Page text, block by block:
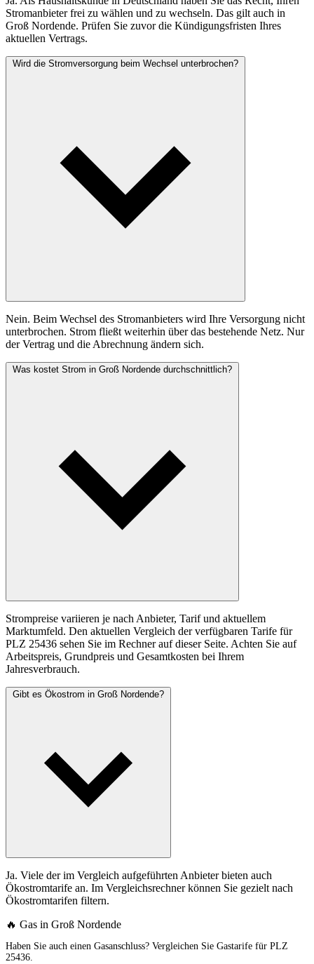
Stromanbieter frei zu wählen und zu wechseln. Das gilt auch in
Groß Nordende. Prüfen Sie zuvor die Kündigungsfristen Ihres
aktuellen Vertrags.
Wird die Stromversorgung beim Wechsel unterbrochen?
Nein. Beim Wechsel des Stromanbieters wird Ihre Versorgung nicht
unterbrochen. Strom fließt weiterhin über das bestehende Netz. Nur
der Vertrag und die Abrechnung ändern sich.
Was kostet Strom in Groß Nordende durchschnittlich?
Strompreise variieren je nach Anbieter, Tarif und aktuellem
Marktumfeld. Den aktuellen Vergleich der verfügbaren Tarife für
PLZ 25436 sehen Sie im Rechner auf dieser Seite. Achten Sie auf
Arbeitspreis, Grundpreis und Gesamtkosten bei Ihrem
Jahresverbrauch.
Gibt es Ökostrom in Groß Nordende?
Ja. Viele der im Vergleich aufgeführten Anbieter bieten auch
Ökostromtarife an. Im Vergleichsrechner können Sie gezielt nach
Ökostromtarifen filtern.
🔥 Gas in Groß Nordende
Haben Sie auch einen Gasanschluss? Vergleichen Sie Gastarife für PLZ
25436.